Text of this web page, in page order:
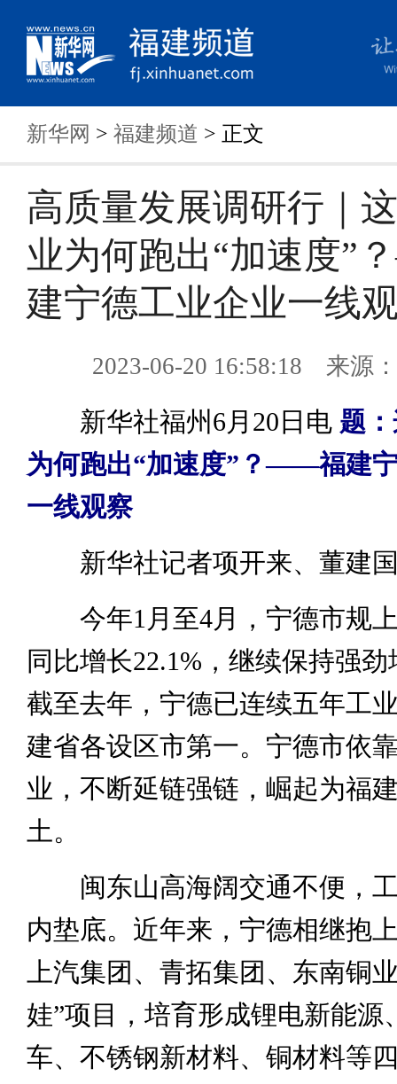
新华网 > 福建频道 > 正文
高质量发展调研行｜
业为何跑出“加速度”
建宁德工业企业一线
2023-06-20 16:58:18 来源
新华社福州6月20日电 题
为何跑出“加速度”？——福建
一线观察
新华社记者项开来、董建
今年1月至4月，宁德市规上
同比增长22.1%，继续保持强
截至去年，宁德已连续五年工
建省各设区市第一。宁德市依
业，不断延链强链，崛起为福
土。
闽东山高海阔交通不便，工
内垫底。近年来，宁德相继抱
上汽集团、青拓集团、东南铜
娃”项目，培育形成锂电新能源
车、不锈钢新材料、铜材料等